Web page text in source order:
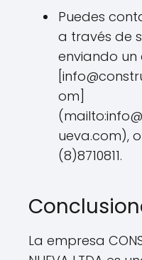
Puedes
a través de
enviando
[
om]
(mailto:
ueva.com),
(8)8710811.
La empresa